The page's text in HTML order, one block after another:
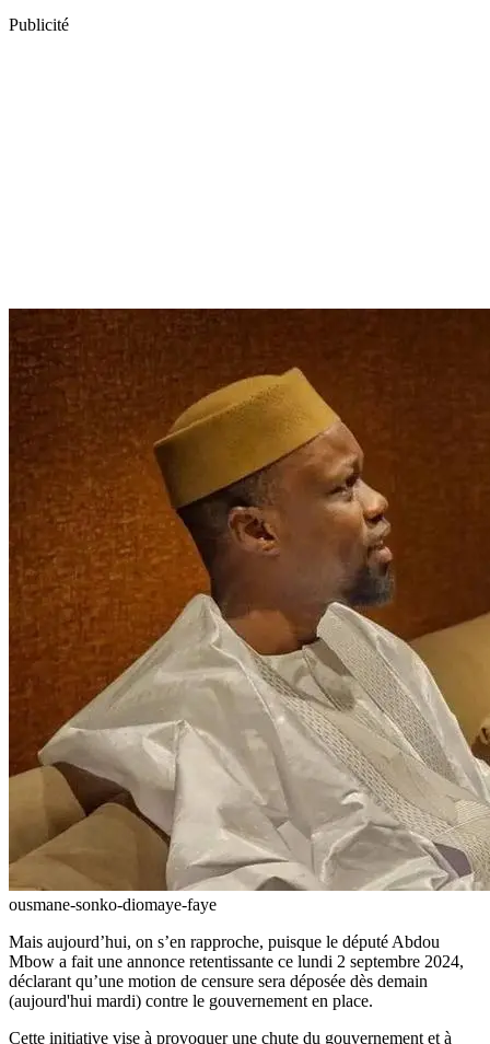
Publicité
ousmane-sonko-diomaye-faye
Mais aujourd’hui, on s’en rapproche, puisque le député Abdou
Mbow a fait une annonce retentissante ce lundi 2 septembre 2024,
déclarant qu’une motion de censure sera déposée dès demain
(aujourd'hui mardi) contre le gouvernement en place.
Cette initiative vise à provoquer une chute du gouvernement et à